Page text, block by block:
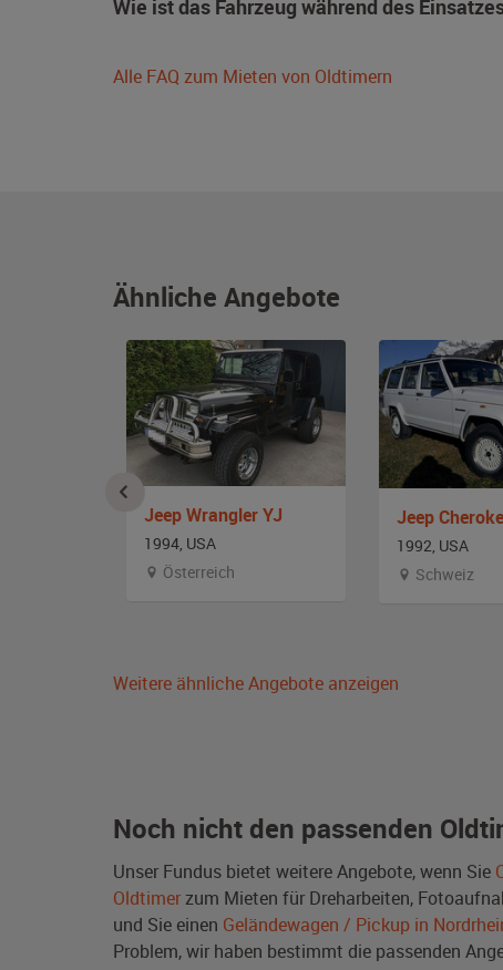
Wie ist das Fahrzeug während des
Alle FAQ zum Mieten von Oldtimern
Ähnliche Angebote
Jeep Wrangler YJ
1994, USA
Österreich
1992, USA
Schweiz
Weitere ähnliche Angebote anzeigen
Noch nicht den passenden
Unser Fundus bietet weitere Angebote, wenn Sie
Oldtimer zum Mieten für Dreharbeiten,
und Sie einen Geländewagen / Pickup in
Problem, wir haben bestimmt die passenden